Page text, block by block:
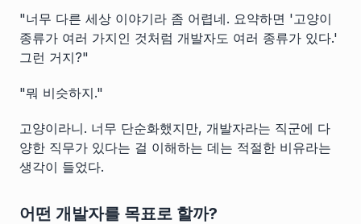
"너무 다른 세상 이야기라 좀 어렵네. 요약하면 '고양이
종류가 여러 가지인 것처럼 개발자도 여러 종류가 있다.'
그런 거지?"
"뭐 비슷하지."
고양이라니. 너무 단순화했지만, 개발자라는 직군에 다
양한 직무가 있다는 걸 이해하는 데는 적절한 비유라는
생각이 들었다.
어떤 개발자를 목표로 할까?